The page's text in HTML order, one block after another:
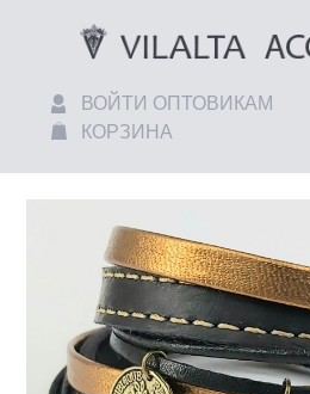
ВОЙТИ ОПТОВИКАМ
КОРЗИНА